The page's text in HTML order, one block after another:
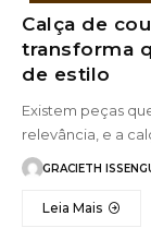
Calça de
transforma
de estilo
Existem peças
relevância, e a
GRACIETH
Leia Mais